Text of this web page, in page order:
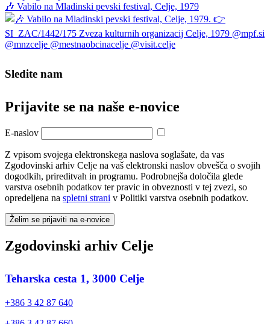
🎶 Vabilo na Mladinski pevski festival, Celje, 1979
Sledite nam
Prijavite se na naše e‑novice
E-naslov
Z vpisom svojega elektronskega naslova soglašate, da vas
Zgodovinski arhiv Celje na vaš elektronski naslov obvešča o svojih
dogodkih, prireditvah in programu. Podrobnejša določila glede
varstva osebnih podatkov ter pravic in obveznosti v tej zvezi, so
opredeljena na spletni strani v Politiki varstva osebnih podatkov.
Želim se prijaviti na e-novice
Zgodovinski arhiv Celje
Teharska cesta 1, 3000 Celje
+386 3 42 87 640